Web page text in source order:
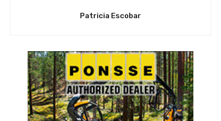
Patricia Escobar